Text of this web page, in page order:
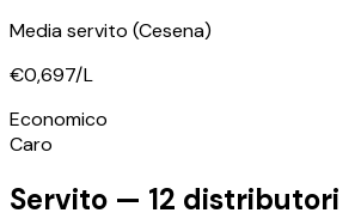
Media servito (Cesena)
€0,697/L
Economico
Caro
Servito — 12 distributori